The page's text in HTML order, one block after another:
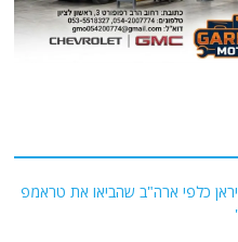
כלפי ארה"ב שהביאו את טראמפ